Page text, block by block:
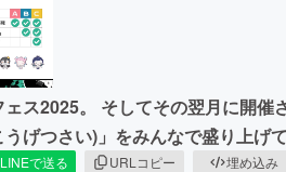
ス2025。 そしてその翌月に開催
げつさい)」をみんなで盛り上げ
LINEで送る URLコピー 埋め込み